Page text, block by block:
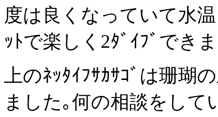
度は良くなっていて水
ｯﾄで楽しく2ﾀﾞｲﾌﾞでき
上のﾈｯﾀｲﾌｻｶｻｺﾞは珊瑚
ました｡何の相談をして